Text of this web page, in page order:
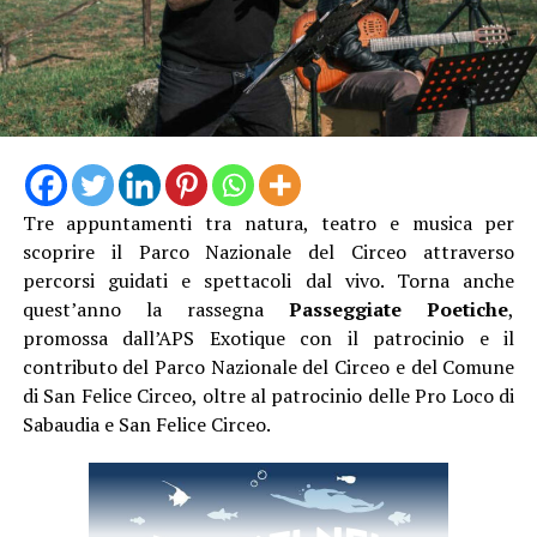
Camminando nel borgo si incroceranno proposte
artistiche per tutti i gusti. Presso l’Infermeria dei
Conversi andrà in scena lo spettacolo di teatro-danza
“Le Donne del Fuoco” a cura di Piedi Scalzi, un’opera
intensa ispirata all’universo femminile medievale,
mentre la Grande Arena si accenderà con le maestose
esibizioni di danza con il fuoco e teatro fisico della
compagnia Una Lamp.
Una delle grandi novità di questa edizione sarà la visita
Tre appuntamenti tra natura, teatro e musica per
scoprire il Parco Nazionale del Circeo attraverso
percorsi guidati e spettacoli dal vivo. Torna anche
quest’anno la rassegnaPasseggiate Poetiche,
promossa dall’APS Exotique con il patrocinio e il
contributo del Parco Nazionale del Circeo e del Comune
di San Felice Circeo, oltre al patrocinio delle Pro Loco di
Sabaudia e San Felice Circeo.